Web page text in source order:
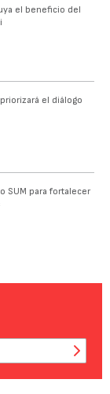
el beneficio del
el diálogo
SUM para fortalecer